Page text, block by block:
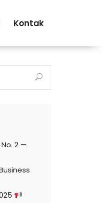
Kontak
2 —